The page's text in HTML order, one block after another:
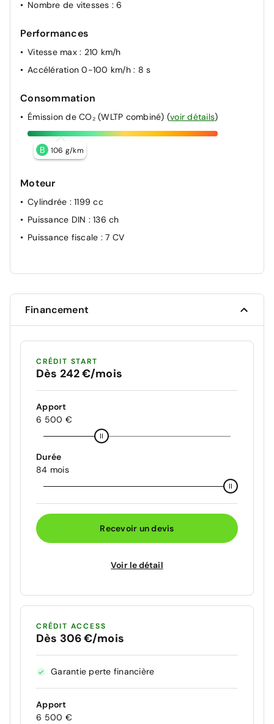
Nombre de vitesses : 6
Performances
Vitesse max : 210 km/h
Accélération 0-100 km/h : 8 s
Consommation
Émission de CO₂ (WLTP combiné) (voir détails)
B 106 g/km
Moteur
Cylindrée : 1199 cc
Puissance DIN : 136 ch
Puissance fiscale : 7 CV
Financement
CRÉDIT START
Dès 242 €/mois
Apport
6 500 €
Durée
84 mois
Recevoir un devis
Voir le détail
CRÉDIT ACCESS
Dès 306 €/mois
Garantie perte financière
Apport
6 500 €